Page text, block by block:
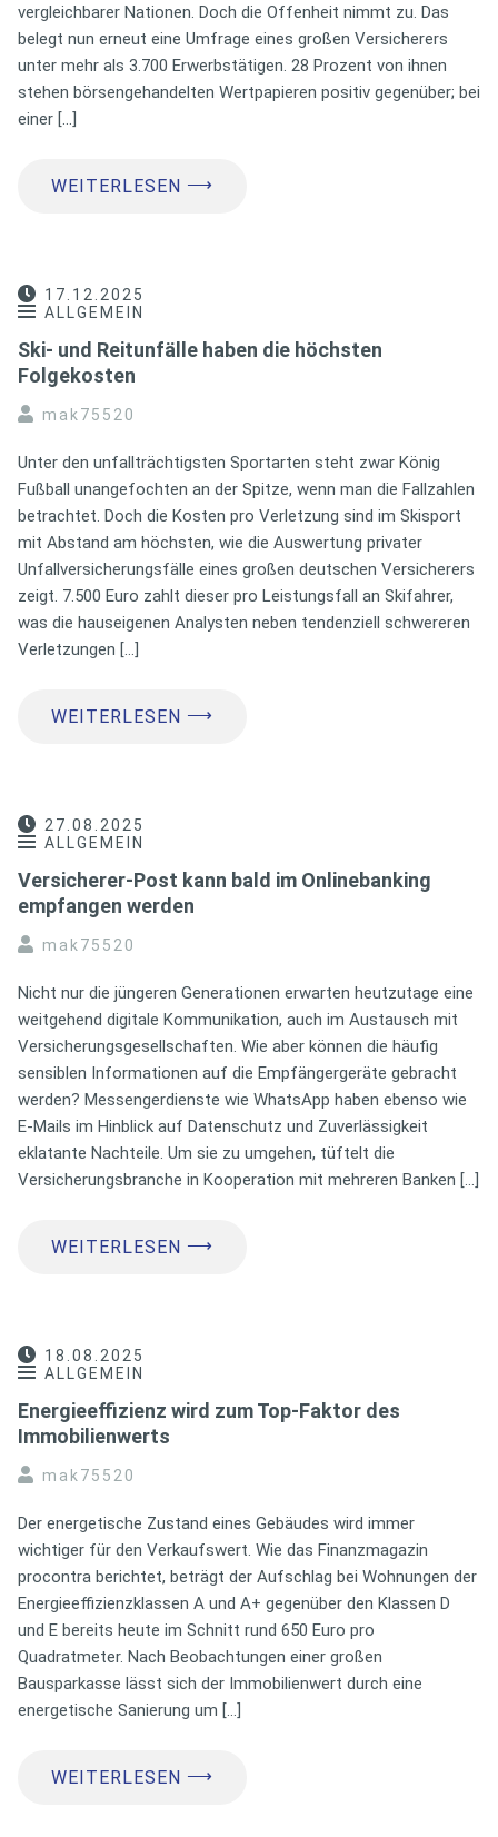
vergleichbarer Nationen. Doch die Offenheit nimmt zu. Das
belegt nun erneut eine Umfrage eines großen Versicherers
unter mehr als 3.700 Erwerbstätigen. 28 Prozent von ihnen
stehen börsengehandelten Wertpapieren positiv gegenüber; bei
einer […]
WEITERLESEN ⟶
17.12.2025
ALLGEMEIN
Ski- und Reitunfälle haben die höchsten
Folgekosten
mak75520
Unter den unfallträchtigsten Sportarten steht zwar König
Fußball unangefochten an der Spitze, wenn man die Fallzahlen
betrachtet. Doch die Kosten pro Verletzung sind im Skisport
mit Abstand am höchsten, wie die Auswertung privater
Unfallversicherungsfälle eines großen deutschen Versicherers
zeigt. 7.500 Euro zahlt dieser pro Leistungsfall an Skifahrer,
was die hauseigenen Analysten neben tendenziell schwereren
Verletzungen […]
WEITERLESEN ⟶
27.08.2025
ALLGEMEIN
Versicherer-Post kann bald im Onlinebanking
empfangen werden
mak75520
Nicht nur die jüngeren Generationen erwarten heutzutage eine
weitgehend digitale Kommunikation, auch im Austausch mit
Versicherungsgesellschaften. Wie aber können die häufig
sensiblen Informationen auf die Empfängergeräte gebracht
werden? Messengerdienste wie WhatsApp haben ebenso wie
E-Mails im Hinblick auf Datenschutz und Zuverlässigkeit
eklatante Nachteile. Um sie zu umgehen, tüftelt die
Versicherungsbranche in Kooperation mit mehreren Banken […]
WEITERLESEN ⟶
18.08.2025
ALLGEMEIN
Energieeffizienz wird zum Top-Faktor des
Immobilienwerts
mak75520
Der energetische Zustand eines Gebäudes wird immer
wichtiger für den Verkaufswert. Wie das Finanzmagazin
procontra berichtet, beträgt der Aufschlag bei Wohnungen der
Energieeffizienzklassen A und A+ gegenüber den Klassen D
und E bereits heute im Schnitt rund 650 Euro pro
Quadratmeter. Nach Beobachtungen einer großen
Bausparkasse lässt sich der Immobilienwert durch eine
energetische Sanierung um […]
WEITERLESEN ⟶